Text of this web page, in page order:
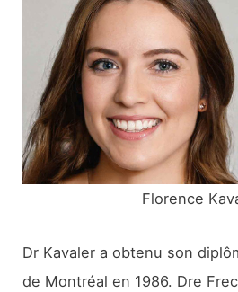
:
Florence
Dr Kavaler a obtenu son
de Montréal en 1986. Dre